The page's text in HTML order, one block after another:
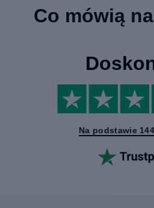
Co mówią
Na podstawie